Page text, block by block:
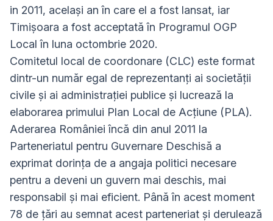
in 2011, același an în care el a fost lansat, iar
Timișoara a fost acceptată în Programul OGP
Local în luna octombrie 2020.
Comitetul local de coordonare (CLC) este format
dintr-un număr egal de reprezentanți ai societății
civile și ai administrației publice și lucrează la
elaborarea primului Plan Local de Acțiune (PLA).
Aderarea României încă din anul 2011 la
Parteneriatul pentru Guvernare Deschisă a
exprimat dorința de a angaja politici necesare
pentru a deveni un guvern mai deschis, mai
responsabil și mai eficient. Până în acest moment
78 de țări au semnat acest parteneriat și derulează